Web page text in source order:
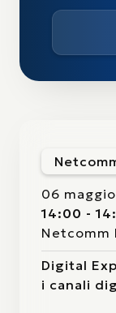
06 maggio
14:00 -
Netcomm
Digital
i canali